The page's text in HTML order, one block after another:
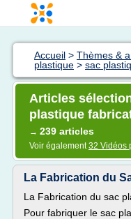
Accueil > Thèmes &
plastique > sac
Articles
plastique
→ 239 articles
Voir également32 Vidéos
La Fabrication du
La Fabrication du sac
Pour fabriquer le sac